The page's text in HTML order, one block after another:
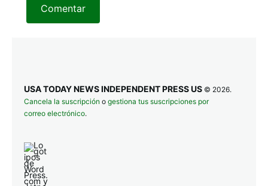
Comentar
USA TODAY NEWS INDEPENDENT PRESS US © 2026.
Cancela la suscripción o gestiona tus suscripciones por
correo electrónico.